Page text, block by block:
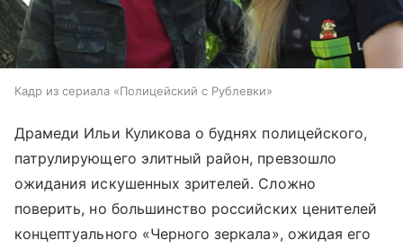
Кадр из сериала «Полицейский с Рублевки»
Драмеди Ильи Куликова о буднях полицейского,
патрулирующего элитный район, превзошло
ожидания искушенных зрителей. Сложно
поверить, но большинство российских ценителей
концептуального «Черного зеркала», ожидая его